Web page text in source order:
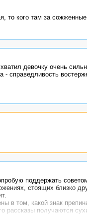
то кого там за
девочку очень
- справедливость
поддержать
стоящих близко
в том, какой знак
рассказы получаются